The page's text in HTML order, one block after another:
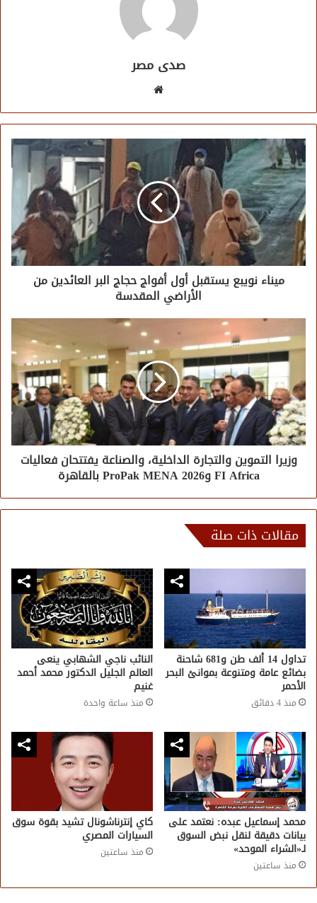
صدى مصر
ميناء نويبع يستقبل أول أفواج حجاج البر العائدين من
الأراضي المقدسة
وزيرا التموين والتجارة الداخلية، والصناعة يفتتحان فعاليات
FI Africa وProPak MENA 2026 بالقاهرة
مقالات ذات صلة
تداول 14 ألف طن و681 شاحنة
بضائع عامة ومتنوعة بموانئ البحر
الأحمر
منذ 4 دقائق
النائب ناجي الشهابي ينعى
العالم الجليل الدكتور محمد أحمد
غنيم
منذ ساعة واحدة
محمد إسماعيل عبده: نعتمد على
بيانات دقيقة لنقل نبض السوق
لـ«الشراء الموحد»
منذ ساعتين
كاي إنترناشونال تشيد بقوة سوق
السيارات المصري
منذ ساعتين